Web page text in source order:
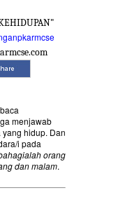
menjawab
hidup. Dan
i pada
orang
dan malam.